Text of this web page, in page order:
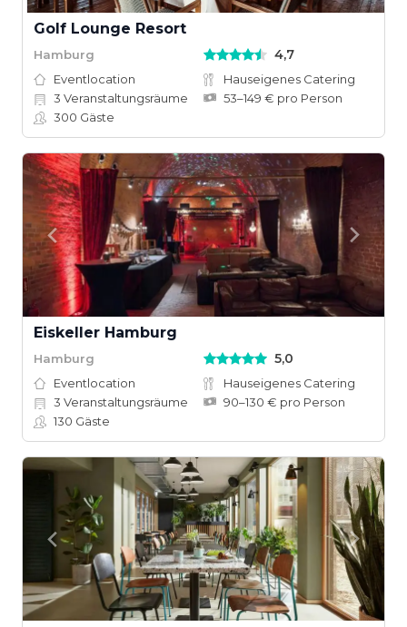
Golf Lounge Resort
Hamburg 4,7
Eventlocation
Hauseigenes Catering
3 Veranstaltungsräume
53–149 € pro Person
300 Gäste
Eiskeller Hamburg
Hamburg 5,0
Eventlocation
Hauseigenes Catering
3 Veranstaltungsräume
90–130 € pro Person
130 Gäste